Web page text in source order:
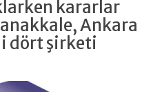
kararlar
Ankara
dört şirketi